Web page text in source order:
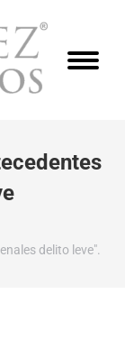
delito leve".